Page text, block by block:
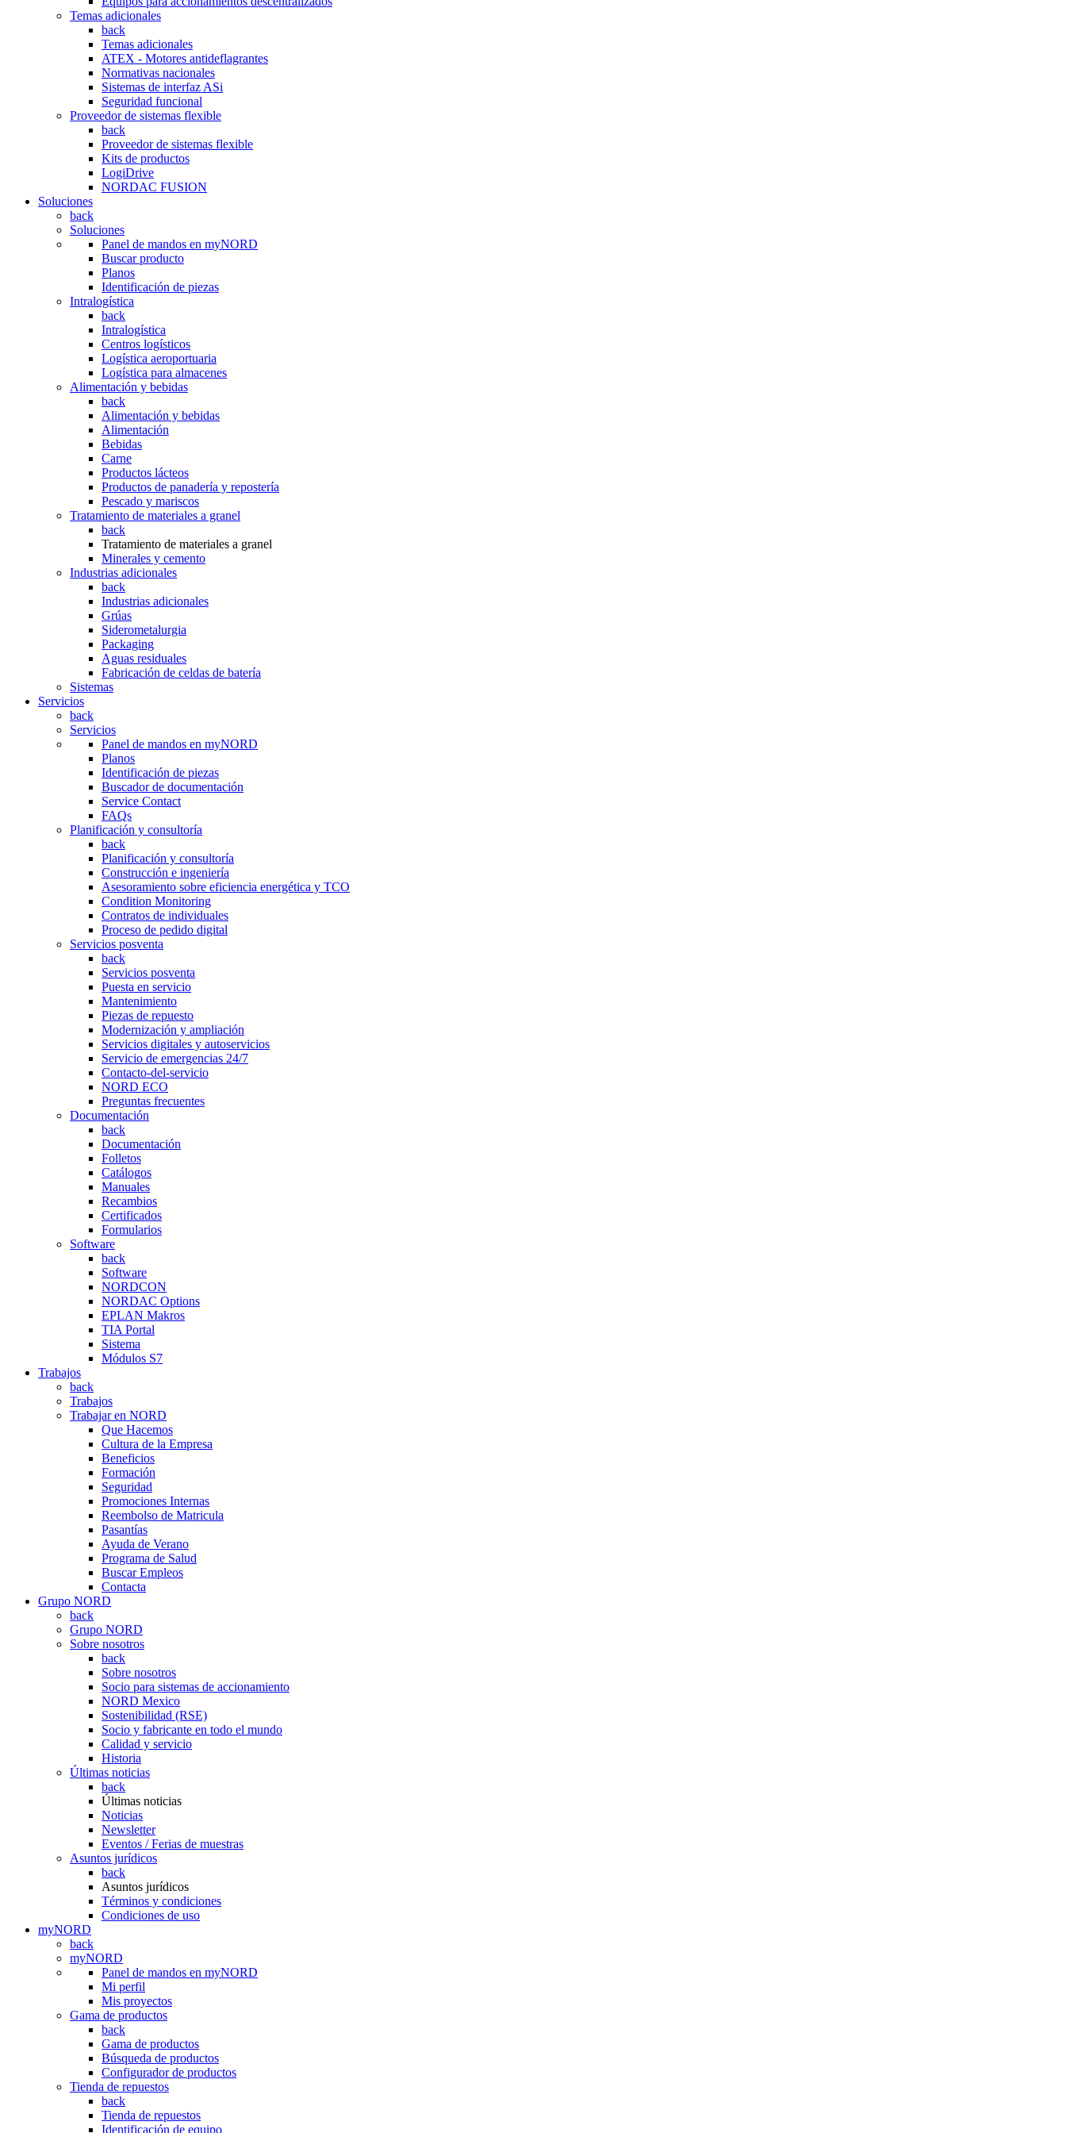
Temas adicionales
back
Temas adicionales
ATEX - Motores antideflagrantes
Normativas nacionales
Sistemas de interfaz ASi
Seguridad funcional
Proveedor de sistemas flexible
back
Proveedor de sistemas flexible
Kits de productos
LogiDrive
NORDAC FUSION
Soluciones
back
Soluciones
Panel de mandos en myNORD
Buscar producto
Planos
Identificación de piezas
Intralogística
back
Intralogística
Centros logísticos
Logística aeroportuaria
Logística para almacenes
Alimentación y bebidas
back
Alimentación y bebidas
Alimentación
Bebidas
Carne
Productos lácteos
Productos de panadería y repostería
Pescado y mariscos
Tratamiento de materiales a granel
back
Tratamiento de materiales a granel
Minerales y cemento
Industrias adicionales
back
Industrias adicionales
Grúas
Siderometalurgia
Packaging
Aguas residuales
Fabricación de celdas de batería
Sistemas
Servicios
back
Servicios
Panel de mandos en myNORD
Planos
Identificación de piezas
Buscador de documentación
Service Contact
FAQs
Planificación y consultoría
back
Planificación y consultoría
Construcción e ingeniería
Asesoramiento sobre eficiencia energética y TCO
Condition Monitoring
Contratos de individuales
Proceso de pedido digital
Servicios posventa
back
Servicios posventa
Puesta en servicio
Mantenimiento
Piezas de repuesto
Modernización y ampliación
Servicios digitales y autoservicios
Servicio de emergencias 24/7
Contacto-del-servicio
NORD ECO
Preguntas frecuentes
Documentación
back
Documentación
Folletos
Catálogos
Manuales
Recambios
Certificados
Formularios
Software
back
Software
NORDCON
NORDAC Options
EPLAN Makros
TIA Portal
Sistema
Módulos S7
Trabajos
back
Trabajos
Trabajar en NORD
Que Hacemos
Cultura de la Empresa
Beneficios
Formación
Seguridad
Promociones Internas
Reembolso de Matricula
Pasantías
Ayuda de Verano
Programa de Salud
Buscar Empleos
Contacta
Grupo NORD
back
Grupo NORD
Sobre nosotros
back
Sobre nosotros
Socio para sistemas de accionamiento
NORD Mexico
Sostenibilidad (RSE)
Socio y fabricante en todo el mundo
Calidad y servicio
Historia
Últimas noticias
back
Últimas noticias
Noticias
Newsletter
Eventos / Ferias de muestras
Asuntos jurídicos
back
Asuntos jurídicos
Términos y condiciones
Condiciones de uso
myNORD
back
myNORD
Panel de mandos en myNORD
Mi perfil
Mis proyectos
Gama de productos
back
Gama de productos
Búsqueda de productos
Configurador de productos
Tienda de repuestos
back
Tienda de repuestos
Identificación de equipo